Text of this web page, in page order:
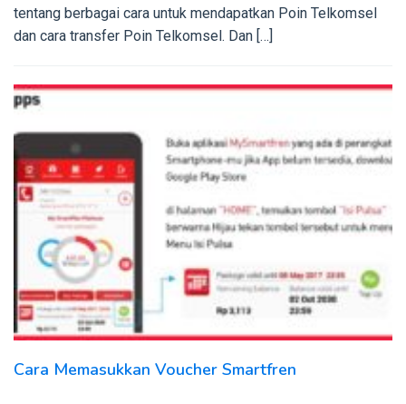
tentang berbagai cara untuk mendapatkan Poin Telkomsel
dan cara transfer Poin Telkomsel. Dan […]
Cara Memasukkan Voucher Smartfren